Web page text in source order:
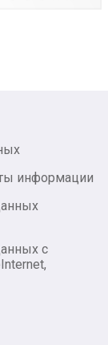
информации
с